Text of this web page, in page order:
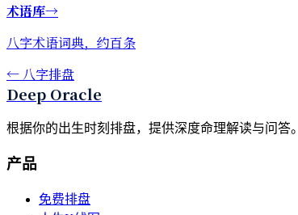
术语库→
八字术语词典，约百条
← 八字排盘
Deep Oracle
根据你的出生时刻排盘，提供深度命理解读与问答。
产品
免费排盘